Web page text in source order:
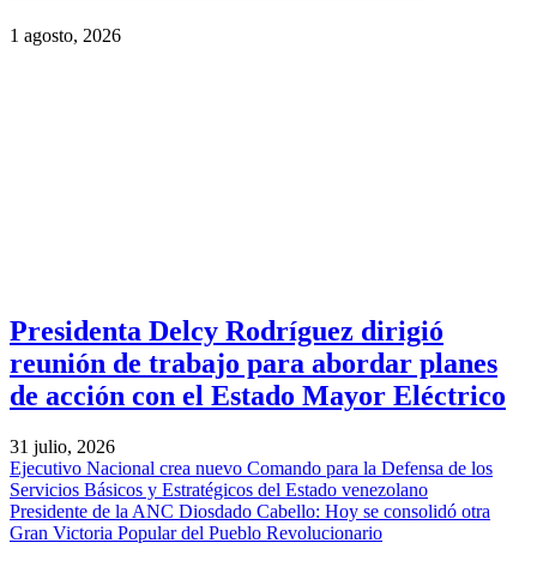
1 agosto, 2026
Presidenta Delcy Rodríguez dirigió
reunión de trabajo para abordar planes
de acción con el Estado Mayor Eléctrico
31 julio, 2026
Ejecutivo Nacional crea nuevo Comando para la Defensa de los
Servicios Básicos y Estratégicos del Estado venezolano
Presidente de la ANC Diosdado Cabello: Hoy se consolidó otra
Gran Victoria Popular del Pueblo Revolucionario